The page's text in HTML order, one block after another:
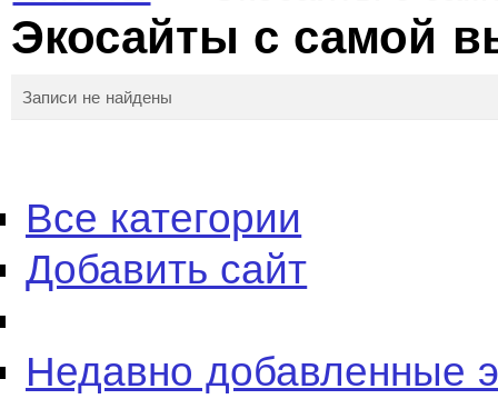
Экосайты с самой
Записи не найдены
Все категории
Добавить сайт
Недавно добавленные